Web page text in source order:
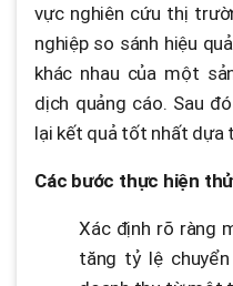
vực nghiên cứu thị
nghiệp so sánh hiệu
khác nhau của một
dịch quảng cáo. Sau
lại kết quả tốt nhất dựa
Các bước thực hiện
Xác định rõ ràng
tăng tỷ lệ